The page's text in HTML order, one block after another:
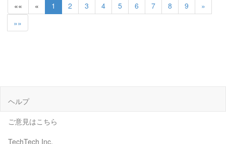
«« « 1 2 3 4 5 6 7 8 9
»
»»
ヘルプ
ご意見はこちら
TechTech Inc.